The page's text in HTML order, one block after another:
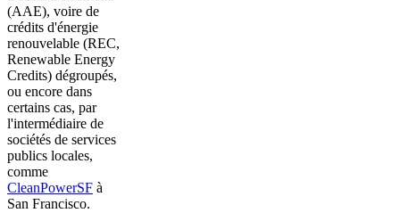
(AAE), voire de
crédits d'énergie
renouvelable (REC,
Renewable Energy
Credits) dégroupés,
ou encore dans
certains cas, par
l'intermédiaire de
sociétés de services
publics locales,
comme
CleanPowerSF à
San Francisco.